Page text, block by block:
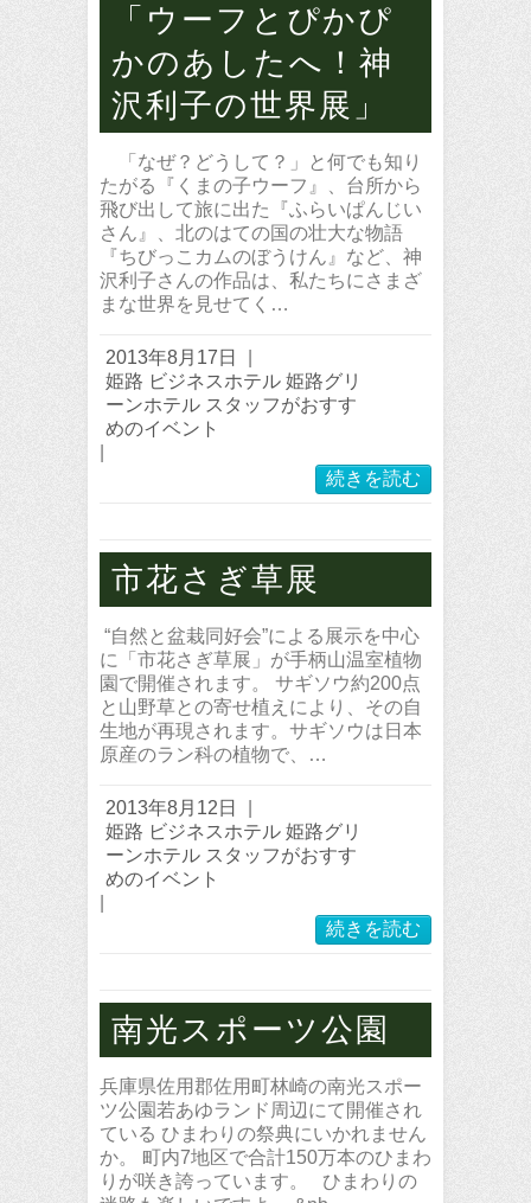
「ウーフとぴかぴ
かのあしたへ！神
沢利子の世界展」
「なぜ？どうして？」と何でも知り
たがる『くまの子ウーフ』、台所から
飛び出して旅に出た『ふらいぱんじい
さん』、北のはての国の壮大な物語
『ちびっこカムのぼうけん』など、神
沢利子さんの作品は、私たちにさまざ
まな世界を見せてく…
2013年8月17日
姫路 ビジネスホテル 姫路グリ
ーンホテル スタッフがおすす
めのイベント
続きを読む
市花さぎ草展
“自然と盆栽同好会”による展示を中心
に「市花さぎ草展」が手柄山温室植物
園で開催されます。 サギソウ約200点
と山野草との寄せ植えにより、その自
生地が再現されます。サギソウは日本
原産のラン科の植物で、…
2013年8月12日
姫路 ビジネスホテル 姫路グリ
ーンホテル スタッフがおすす
めのイベント
続きを読む
南光スポーツ公園
兵庫県佐用郡佐用町林崎の南光スポー
ツ公園若あゆランド周辺にて開催され
ている ひまわりの祭典にいかれません
か。 町内7地区で合計150万本のひまわ
りが咲き誇っています。 ひまわりの